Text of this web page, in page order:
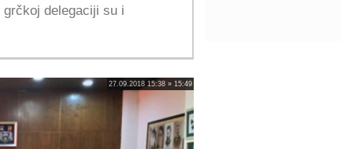
delegaciji su i
27.09.2018 15:38 » 15:49